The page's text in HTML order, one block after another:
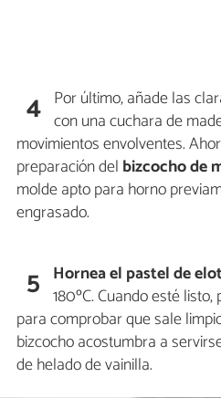
4 Por último, añade las
con una cuchara de
movimientos envolventes.
preparación del bizcocho de
molde apto para horno
engrasado.
5 Hornea el pastel de
180ºC. Cuando esté
para comprobar que sale
bizcocho acostumbra a
de helado de vainilla.